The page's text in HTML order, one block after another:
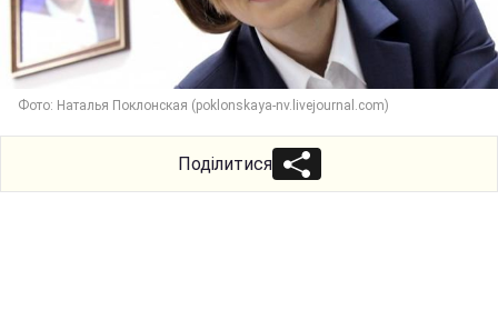
Фото: Наталья Поклонская (poklonskaya-nv.livejournal.com)
Поділитися